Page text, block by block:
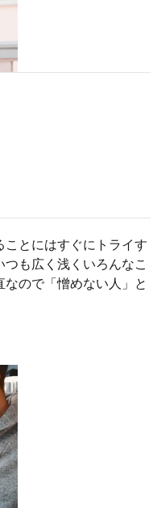
とにはすぐにトライす
も広く浅くいろんなこ
ので「憎めない人」と